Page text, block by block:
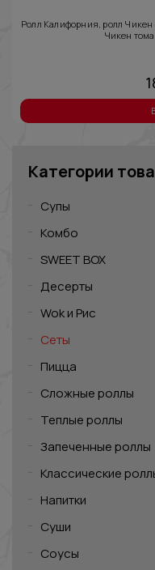
Ролл Калифорния, ролл
Чикен
Категории
Супы
Комбо
SWEET BOX
Десерты
Wok и Рис
Сеты
Пицца
Сложные роллы
Теплые роллы
Запеченные роллы
Классические
Напитки
Суши
Соусы